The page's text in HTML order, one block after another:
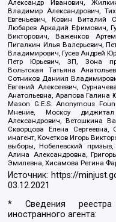
Александр Иванович,
Владимир Александрович,
Евгеньевич, Ковин Виталий
Любарев Аркадий Ефимович,
Викторович, Важенков
Пигалкин Илья Валерьевич,
Владимирович, Гусев Андрей
Петр Юрьевич, ЗП, Зона
Вольтская Татьяна
Сотников Даниил
Евгений Алексеевич,
Анатольевна, Арапова
Mason G.E.S. Anonymous
Мнение, Москоу
Александрович, Ветошкина
Скворцова Елена
инагент, Кочетков Игорь
выборы, Нобелевский призыв,
Алина Александровна,
Эмилевна, Хисамова Регина
Источник: https://
03.12.2021
* Сведения
иностранного агента: